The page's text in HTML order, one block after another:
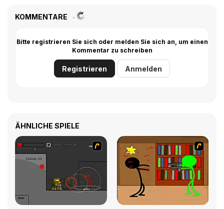
KOMMENTARE
Bitte registrieren Sie sich oder melden Sie sich an, um einen
Kommentar zu schreiben
Registrieren Anmelden
ÄHNLICHE SPIELE